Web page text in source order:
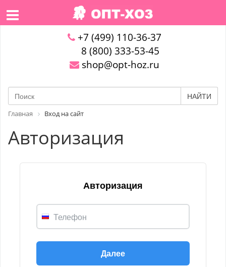
+7 (499) 110-36-37
8 (800) 333-53-45
shop@opt-hoz.ru
НАЙТИ
Главная Вход на сайт
Авторизация
Авторизация
Телефон
Далее